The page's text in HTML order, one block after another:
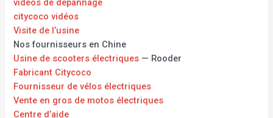
vidéos de dépannage
citycoco vidéos
Visite de l’usine
Nos fournisseurs en Chine
Usine de scooters électriques — Rooder
Fabricant Citycoco
Fournisseur de vélos électriques
Vente en gros de motos électriques
Centre d’aide